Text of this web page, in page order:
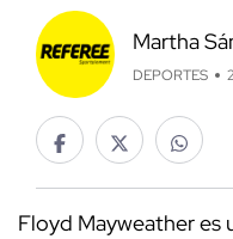
Martha
DEPORTES
Floyd Mayweather es